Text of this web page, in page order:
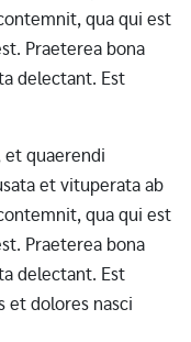
qua qui est
Praeterea bona
delectant. Est
et quaerendi
et vituperata ab
qua qui est
Praeterea bona
delectant. Est
et dolores nasci